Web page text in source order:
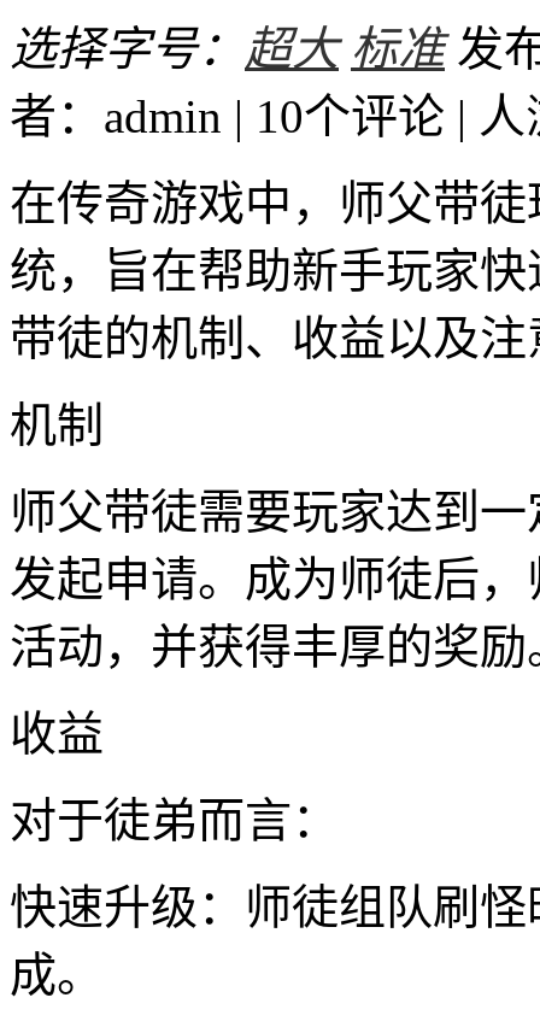
选择字号： 超大 标准 发
者：admin | 10个评论 | 人
在传奇游戏中，师父带
统，旨在帮助新手玩家
带徒的机制、收益以及
机制
师父带徒需要玩家达到
发起申请。成为师徒后
活动，并获得丰厚的奖励
收益
对于徒弟而言：
快速升级：师徒组队刷
成。